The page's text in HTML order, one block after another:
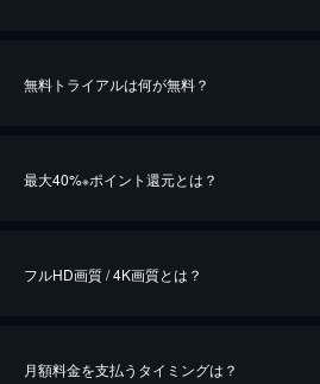
無料トライアルは何が無料？
最大40%※ポイント還元とは？
※40％ポイント還元の対象は、クレジットカード決済
フルHD画質 / 4K画質とは？
月額料金を支払うタイミングは？